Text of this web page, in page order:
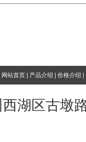
网站首页 产品介绍 |价格介绍 |
湖区古墩